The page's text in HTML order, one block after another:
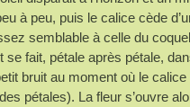
à peu, puis le calice cède
semblable à celle du
se fait, pétale après pétale,
bruit au moment où le
pétales). La fleur s’ouvre